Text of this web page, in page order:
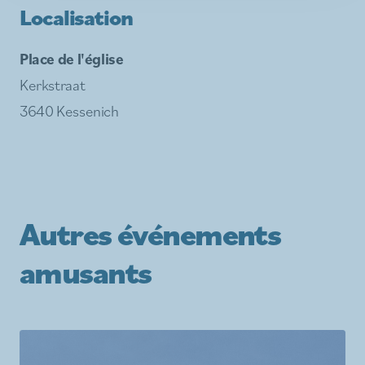
Localisation
Place de l'église
Kerkstraat
3640 Kessenich
Autres événements
amusants